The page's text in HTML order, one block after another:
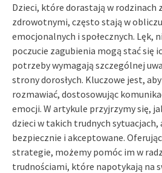
Dzieci, które dorastają w rodzinach
zdrowotnymi, często stają w
emocjonalnych i społecznych. Lęk,
poczucie zagubienia mogą stać się
potrzeby wymagają szczególnej
strony dorosłych. Kluczowe jest,
rozmawiać, dostosowując
emocji. W artykule przyjrzymy się,
dzieci w takich trudnych sytuacjach,
bezpiecznie i akceptowane.
strategie, możemy pomóc im w
trudnościami, które napotykają na